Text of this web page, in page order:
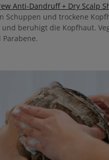
Anti-Dandruff + Dry Scalp
Schuppen und trockene
und beruhigt die Kopfhaut.
Parabene.